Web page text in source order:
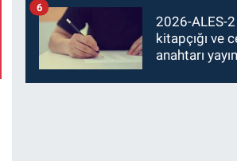
2026-ALES-
kitapçığı ve
anahtarı
6